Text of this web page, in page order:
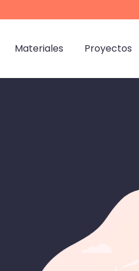
Materiales Proyectos